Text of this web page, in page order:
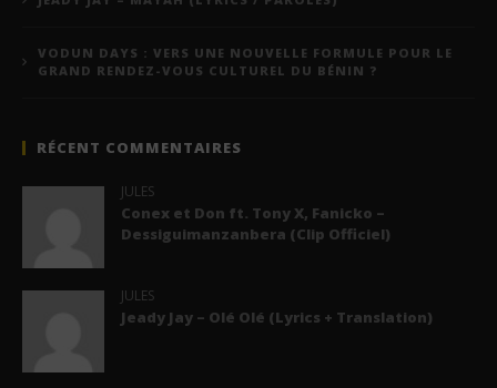
VODUN DAYS : VERS UNE NOUVELLE FORMULE POUR LE
GRAND RENDEZ-VOUS CULTUREL DU BÉNIN ?
RÉCENT COMMENTAIRES
JULES
Conex et Don ft. Tony X, Fanicko –
Dessiguimanzanbera (Clip Officiel)
JULES
Jeady Jay – Olé Olé (Lyrics + Translation)